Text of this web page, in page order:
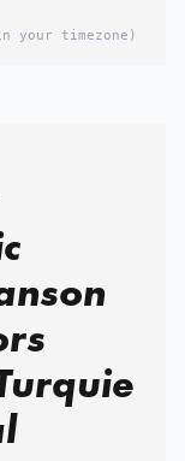
your timezone)